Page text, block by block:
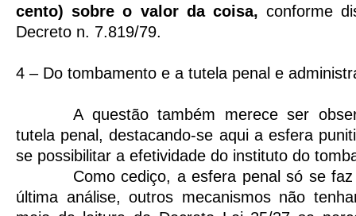
cento) sobre o valor da coisa,conforme
Decreto n. 7.819/79.
4 – Do tombamento e a tutela penal e
A questão também merece ser
tutela penal, destacando-se aqui a esfera
se possibilitar a efetividade do instituto do
Como cediço, a esfera penal só se
última análise, outros mecanismos não